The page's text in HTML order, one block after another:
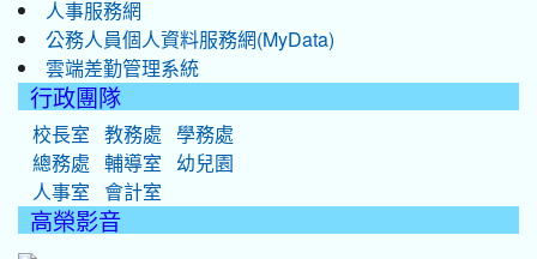
人事服務網
公務人員個人資料服務網(MyData)
雲端差勤管理系統
行政團隊
校長室 教務處
學務處
總務處
輔導室
幼兒園
人事室
會計室
高榮影音